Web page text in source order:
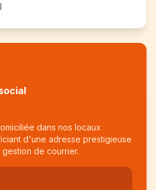
dans nos locaux
d'une adresse prestigieuse
de courrier.